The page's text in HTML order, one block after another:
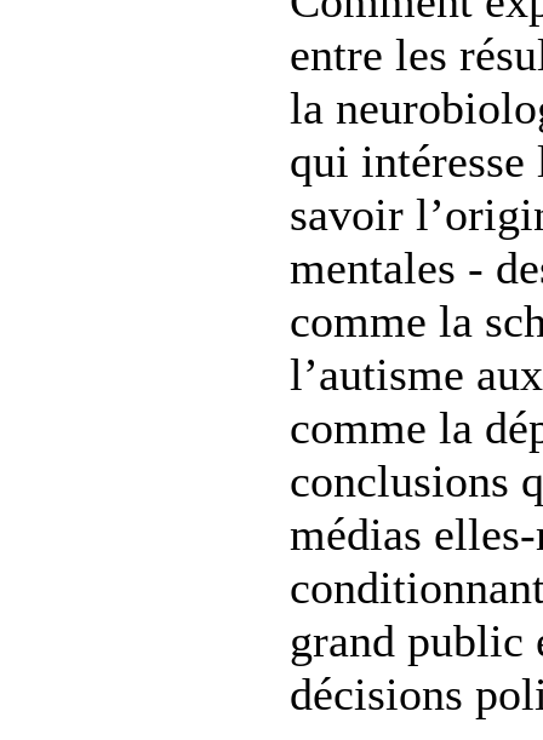
entre les
la
qui
savoir
mentales -
comme la
l’autisme
comme la
conclusions
médias
grand public
décisions